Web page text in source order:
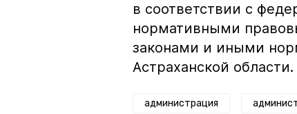
в соответствии с
нормативными
законами и иными
Астраханской области.
администрация